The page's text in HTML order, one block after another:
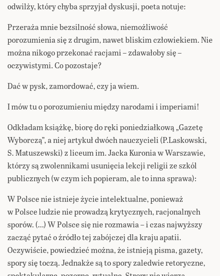
odwilży, który chyba sprzyjał dyskusji, poeta notuje:
Przeraża mnie bezsilność słowa, niemożliwość
porozumienia się z drugim, nawet bliskim człowiekiem. Nie
można nikogo przekonać racjami – zdawałoby się –
oczywistymi. Co pozostaje?
Dać w pysk, zamordować, czy ja wiem.
I mów tu o porozumieniu między narodami i imperiami!
Odkładam książkę, biorę do ręki poniedziałkową „Gazetę
Wyborczą”, a niej artykuł dwóch nauczycieli (P.Laskowski,
S. Matuszewski) z liceum im. Jacka Kuronia w Warszawie,
którzy są zwolennikami usunięcia lekcji religii ze szkól
publicznych (w czym ich popieram, ale to inna sprawa):
W Polsce nie istnieje życie intelektualne, ponieważ
w Polsce ludzie nie prowadzą krytycznych, racjonalnych
sporów. (…) W Polsce się nie rozmawia – i czas najwyższy
zacząć pytać o źródło tej zabójczej dla kraju apatii.
Oczywiście, powiedzieć można, że istnieją pisma, gazety,
spory się toczą. Jednakże są to spory zaledwie retoryczne,